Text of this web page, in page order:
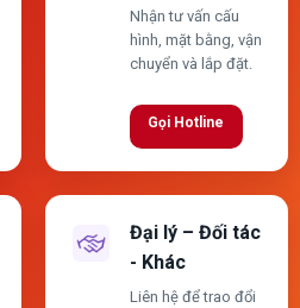
Nhận tư vấn cấu
hình, mặt bằng, vận
chuyển và lắp đặt.
Gọi Hotline
Đại lý – Đối tác
- Khác
Liên hệ để trao đổi